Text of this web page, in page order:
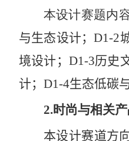
本设计赛题内
与生态设计；D1-2
境设计； D1-3历史
计； D1-4生态低碳
2.时尚与相关
本设计赛道方